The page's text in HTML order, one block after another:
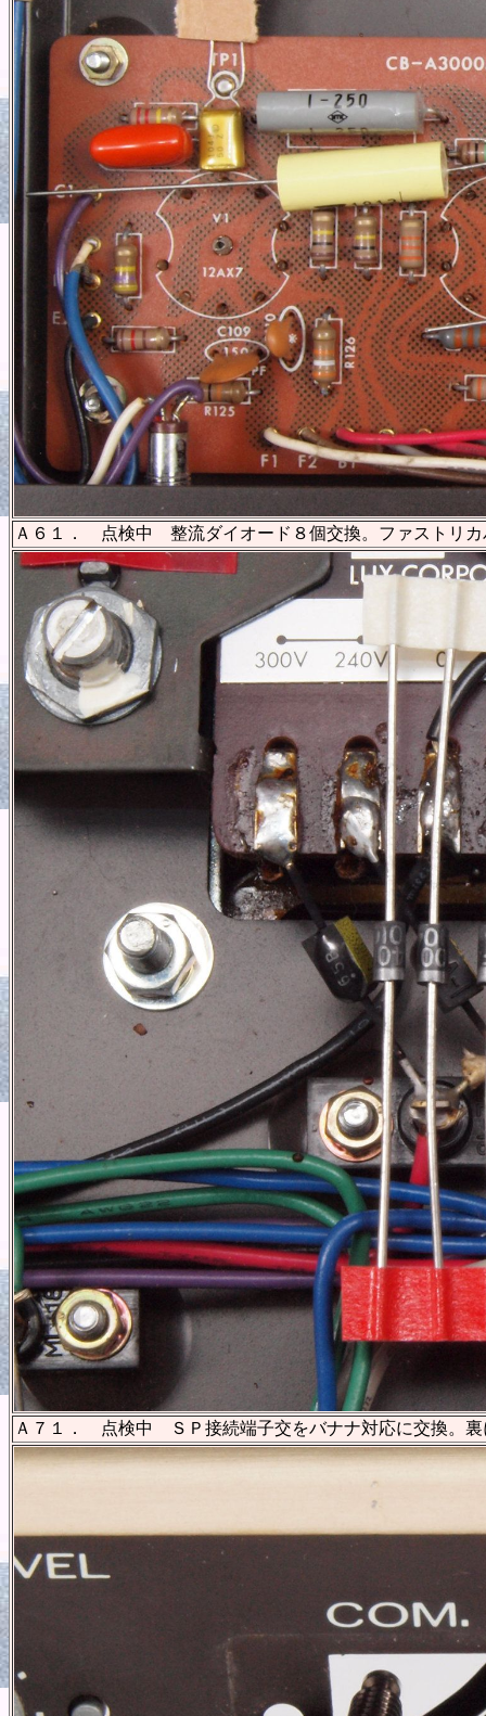
Ａ６１． 点検中 整流ダイオード８個交換。ファストリカ
Ａ７１． 点検中 ＳＰ接続端子交をバナナ対応に交換。